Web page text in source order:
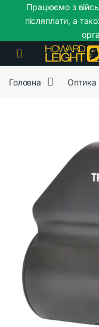
Skip to navigation
Skip to content
Головна Оптика
Працюємо з
післяплати, а